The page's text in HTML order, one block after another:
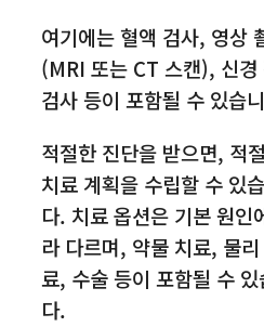
여기에는 혈액 검사, 영상
(MRI 또는 CT 스캔), 신경
검사 등이 포함될 수 있습
적절한 진단을 받으면, 적
치료 계획을 수립할 수 있
다. 치료 옵션은 기본 원인
라 다르며, 약물 치료, 물리
료, 수술 등이 포함될 수 있
다.